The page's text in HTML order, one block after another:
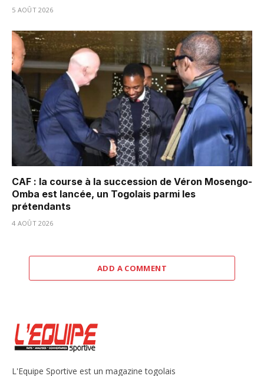
5 AOÛT 2026
CAF : la course à la succession de Véron Mosengo-
Omba est lancée, un Togolais parmi les
prétendants
4 AOÛT 2026
ADD A COMMENT
L'Equipe Sportive est un magazine togolais